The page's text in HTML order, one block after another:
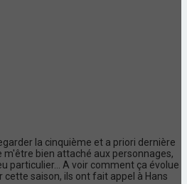
la cinquième et a priori dernière
m'être bien attaché aux personnages,
particulier... A voir comment ça évolue
cette saison, ils ont fait appel à Hans